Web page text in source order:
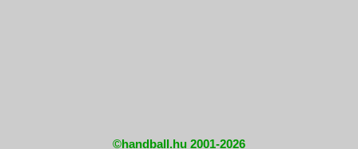
©handball.hu 2001-2026